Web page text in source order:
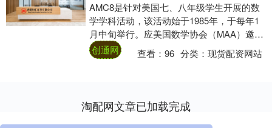
AMC8是针对美国七、八年级学生开展的数
学学科活动，该活动始于1985年，于每年1
月中旬举行。应美国数学协会（MAA）邀
请，中国区从2006年开始参加此项活动。....
创通网 查看：96 分类：现货配资网站
淘配网文章已加载完成